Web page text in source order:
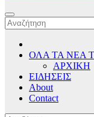
ΟΛΑ ΤΑ ΝΕΑ
ΑΡΧΙΚΗ
ΕΙΔΗΣΕΙΣ
About
Contact